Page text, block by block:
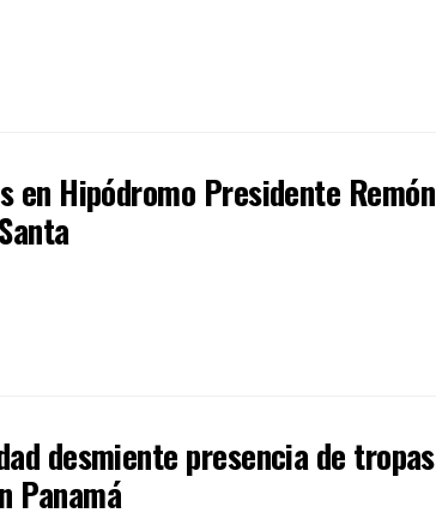
en Hipódromo Presidente Remón
desmiente presencia de tropas
Panamá